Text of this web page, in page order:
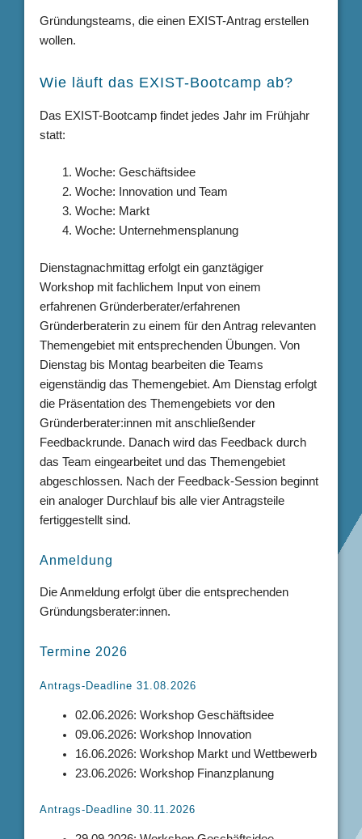
Gründungsteams, die einen EXIST-Antrag erstellen
wollen.
Wie läuft das EXIST-Bootcamp ab?
Das EXIST-Bootcamp findet jedes Jahr im Frühjahr
statt:
Woche: Geschäftsidee
Woche: Innovation und Team
Woche: Markt
Woche: Unternehmensplanung
Dienstagnachmittag erfolgt ein ganztägiger
Workshop mit fachlichem Input von einem
erfahrenen Gründerberater/erfahrenen
Gründerberaterin zu einem für den Antrag relevanten
Themengebiet mit entsprechenden Übungen. Von
Dienstag bis Montag bearbeiten die Teams
eigenständig das Themengebiet. Am Dienstag erfolgt
die Präsentation des Themengebiets vor den
Gründerberater:innen mit anschließender
Feedbackrunde. Danach wird das Feedback durch
das Team eingearbeitet und das Themengebiet
abgeschlossen. Nach der Feedback-Session beginnt
ein analoger Durchlauf bis alle vier Antragsteile
fertiggestellt sind.
Anmeldung
Die Anmeldung erfolgt über die entsprechenden
Gründungsberater:innen.
Termine 2026
Antrags-Deadline 31.08.2026
02.06.2026: Workshop Geschäftsidee
09.06.2026: Workshop Innovation
16.06.2026: Workshop Markt und Wettbewerb
23.06.2026: Workshop Finanzplanung
Antrags-Deadline 30.11.2026